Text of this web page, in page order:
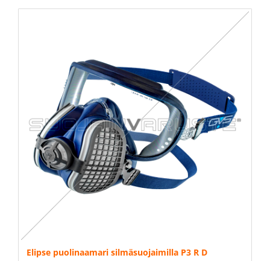
Elipse puolinaamari silmäsuojaimilla P3 R D